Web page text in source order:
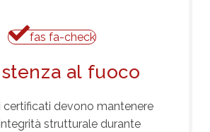
fas fa-check
al fuoco
certificati devono mantenere
strutturale durante